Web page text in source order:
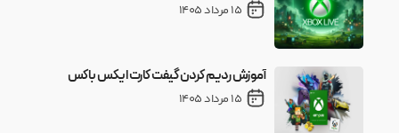
15 مرداد 1405
آموزش ردیم کردن گیفت کارت ایکس باکس
15 مرداد 1405